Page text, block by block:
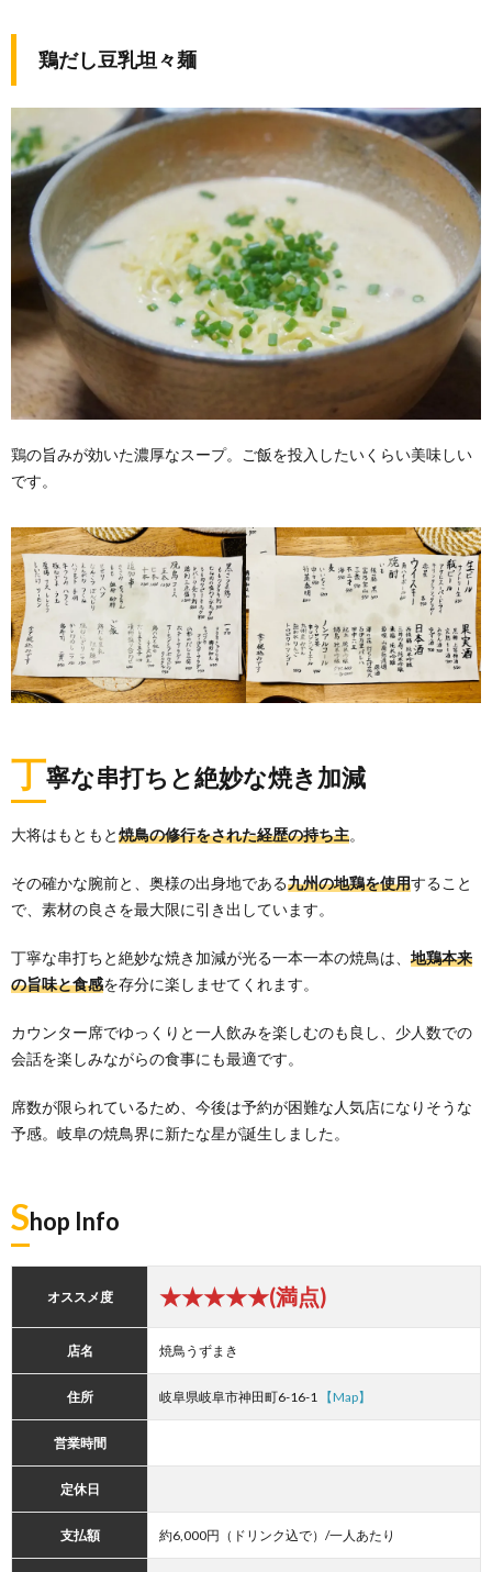
鶏だし豆乳坦々麺
鶏の旨みが効いた濃厚なスープ。ご飯を投入したいくらい美味しい
です。
丁寧な串打ちと絶妙な焼き加減
大将はもともと焼鳥の修行をされた経歴の持ち主。
その確かな腕前と、奥様の出身地である九州の地鶏を使用すること
で、素材の良さを最大限に引き出しています。
丁寧な串打ちと絶妙な焼き加減が光る一本一本の焼鳥は、 地鶏本来
の旨味と食感を存分に楽しませてくれます。
カウンター席でゆっくりと一人飲みを楽しむのも良し、少人数での
会話を楽しみながらの食事にも最適です。
席数が限られているため、今後は予約が困難な人気店になりそうな
予感。岐阜の焼鳥界に新たな星が誕生しました。
Shop Info
オススメ度 ★★★★★(満点)
店名 焼鳥うずまき
住所 岐阜県岐阜市神田町6-16-1 【Map】
営業時間
定休日
支払額 約6,000円（ドリンク込で）/一人あたり